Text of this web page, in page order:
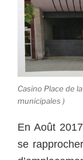
Casino Place de
municipales )
En Août
se